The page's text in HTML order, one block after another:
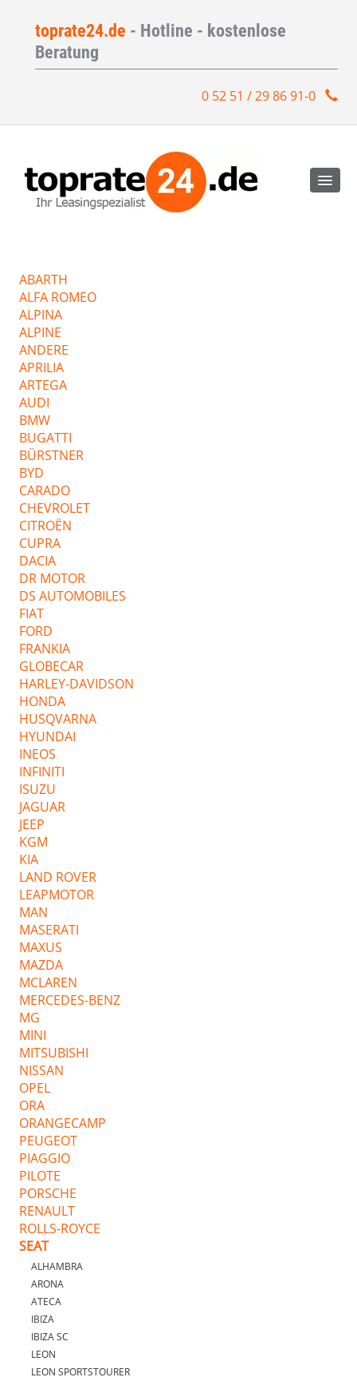
toprate24.de - Hotline - kostenlose
Beratung
0 52 51 / 29 86 91-0
ABARTH
ALFA ROMEO
ALPINA
ALPINE
ANDERE
APRILIA
ARTEGA
AUDI
BMW
BUGATTI
BÜRSTNER
BYD
CARADO
CHEVROLET
CITROËN
CUPRA
DACIA
DR MOTOR
DS AUTOMOBILES
FIAT
FORD
FRANKIA
GLOBECAR
HARLEY-DAVIDSON
HONDA
HUSQVARNA
HYUNDAI
INEOS
INFINITI
ISUZU
JAGUAR
JEEP
KGM
KIA
LAND ROVER
LEAPMOTOR
MAN
MASERATI
MAXUS
MAZDA
MCLAREN
MERCEDES-BENZ
MG
MINI
MITSUBISHI
NISSAN
OPEL
ORA
ORANGECAMP
PEUGEOT
PIAGGIO
PILOTE
PORSCHE
RENAULT
ROLLS-ROYCE
SEAT
ALHAMBRA
ARONA
ATECA
IBIZA
IBIZA SC
LEON
LEON SPORTSTOURER